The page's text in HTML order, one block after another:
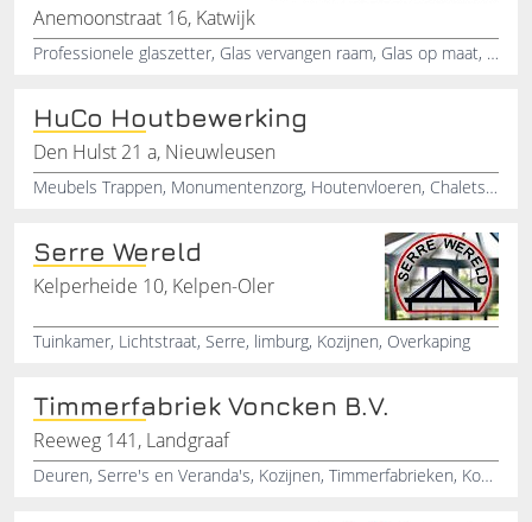
Anemoonstraat 16, Katwijk
Professionele glaszetter, Glas vervangen raam, Glas op maat, Glaswerken in de buurt, Herstellen en vervangen van glas, Gehard glazen binnendeuren, Inbraakwerend glas plaatsen, Moderne spiegelwanden, Houten kozijnen op maat, Goede glasservice
HuCo Houtbewerking
Den Hulst 21 a, Nieuwleusen
Meubels Trappen, Monumentenzorg, Houtenvloeren, Chalets Ramen Deuren, Dakkappel
Serre Wereld
Kelperheide 10, Kelpen-Oler
Tuinkamer, Lichtstraat, Serre, limburg, Kozijnen, Overkaping
Timmerfabriek Voncken B.V.
Reeweg 141, Landgraaf
Deuren, Serre's en Veranda's, Kozijnen, Timmerfabrieken, Kozijnen en Serrebouw